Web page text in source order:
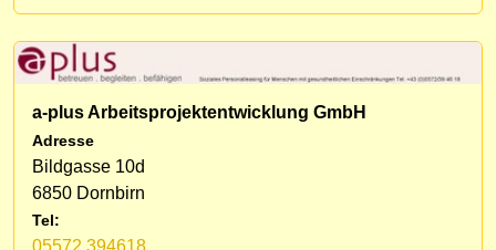
a-plus Arbeitsprojektentwicklung GmbH
Adresse
Bildgasse 10d
6850 Dornbirn
Tel:
05572 394618